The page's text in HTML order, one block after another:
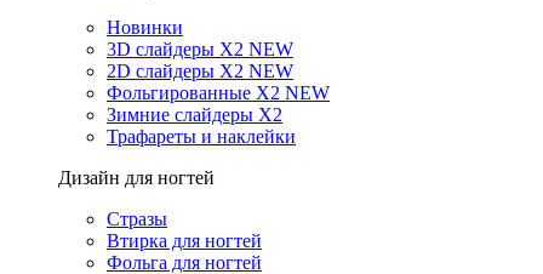
Новинки
3D слайдеры X2 NEW
2D слайдеры X2 NEW
Фольгированные X2 NEW
Зимние слайдеры Х2
Трафареты и наклейки
Дизайн для ногтей
Стразы
Втирка для ногтей
Фольга для ногтей